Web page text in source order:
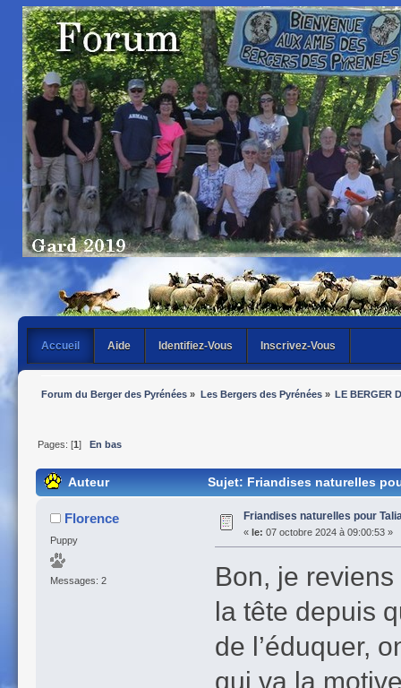
Accueil Aide Identifiez-Vous Inscrivez-Vous
Forum du Berger des Pyrénées » Les Bergers des Pyrénées» LE BERGER
Pages: [1] En bas
Auteur Sujet: Friandises naturelles
Florence
Puppy
Messages: 2
Friandises naturelles pour
« le: 07 octobre 2024 à 09:00:53 »
Bon, je
la tête depuis
de l’éduquer,
qui va la